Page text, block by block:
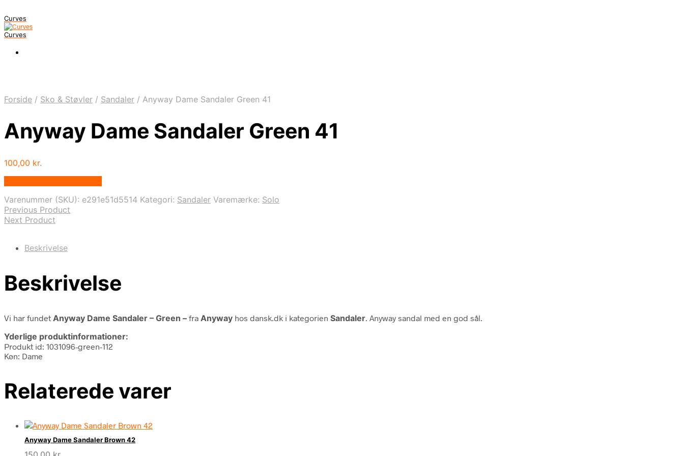
Curves
Curves
Forside / Sko & Støvler / Sandaler / Anyway Dame Sandaler Green 41
Anyway Dame Sandaler Green 41
100,00 kr.
Varenummer (SKU): e291e51d5514 Kategori: Sandaler Varemærke: Solo
Previous Product
Next Product
Beskrivelse
Beskrivelse
Vi har fundet Anyway Dame Sandaler – Green – fra Anyway hos dansk.dk i kategorien Sandaler . Anyway sandal med en god sål.
Yderlige produktinformationer:
Produkt id: 1031096-green-112
Køn: Dame
Relaterede varer
Anyway Dame Sandaler Brown 42